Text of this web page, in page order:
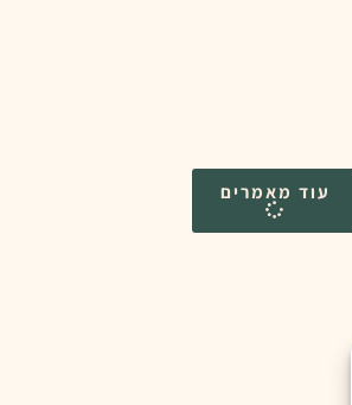
עוד מאמרים